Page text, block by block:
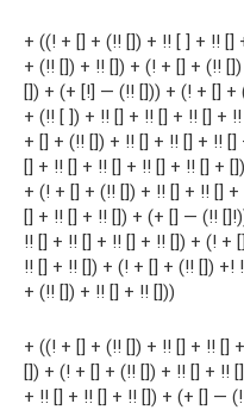
+ ((! + [] + (!! []) + !! [ ] + !! []
+ (!! []) + !! []) + (! + [] + (!!
[]) + (+ [!] — (!! [])) + (! + [] +
+ (!! [ ]) + !! [] + !! [] + !! [] +
+ [] + (!! []) + !! [] + !! [] + !!
[] + !! [] + !! [] + !! [] + !! [] +
+ (! + [] + (!! []) + !! [] + !! []
[] + !! [] + !! []) + (+ [] — (!!
!! [] + !! [] + !! [] + !! []) + (! +
!! [] + !! []) + (! + [] + (!! []) +!
+ (!! []) + !! [] + !! []))
+ ((! + [] + (!! []) + !! [] + !! []
[]) + (! + [] + (!! []) + !! [] + !!
+ !! [] + !! [] + !! []) + (+ [] —